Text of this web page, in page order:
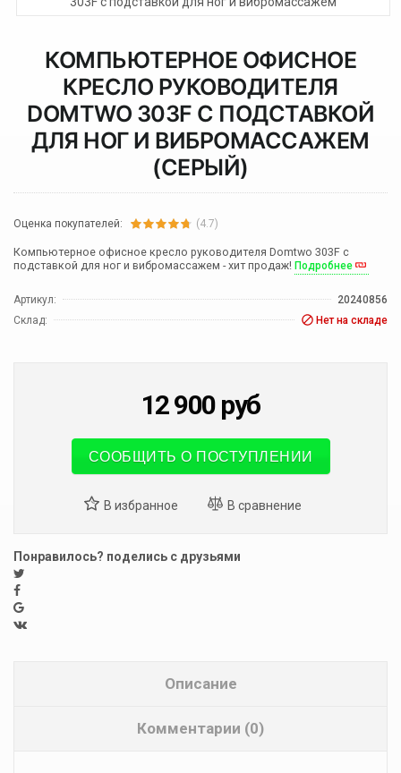
КОМПЬЮТЕРНОЕ ОФИСНОЕ
КРЕСЛО РУКОВОДИТЕЛЯ
DOMTWO 303F С ПОДСТАВКОЙ
ДЛЯ НОГ И ВИБРОМАССАЖЕМ
(СЕРЫЙ)
Оценка покупателей: (4.7)
Компьютерное офисное кресло руководителя Domtwo 303F с
подставкой для ног и вибромассажем - хит продаж! Подробнее
Артикул:
20240856
Склад:
Нет на складе
12 900 руб
СООБЩИТЬ О ПОСТУПЛЕНИИ
Понравилось? поделись с друзьями
Описание
Комментарии (0)